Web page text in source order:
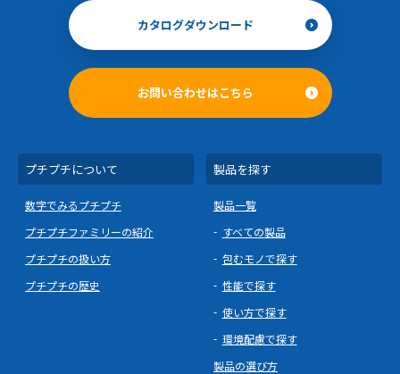
カタログダウンロード
お問い合わせはこちら
プチプチについて
数字でみるプチプチ
プチプチファミリーの紹介
プチプチの扱い方
プチプチの歴史
製品を探す
製品一覧
すべての製品
包むモノで探す
性能で探す
使い方で探す
環境配慮で探す
製品の選び方